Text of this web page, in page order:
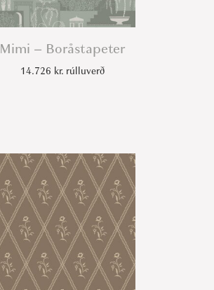
Mimi – Boråstapeter
14.726 kr. rúlluverð